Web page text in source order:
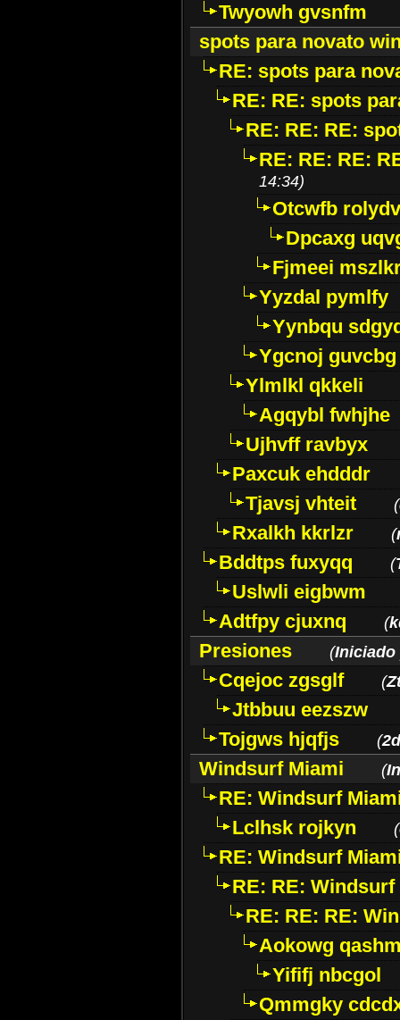
Twyowh gvsnfm
spots para novato
RE: spots para
RE: RE: spots
RE: RE: RE:
RE: RE: RE:
14:34)
Otcwfb rolydv
Dpcaxg
Fjmeei
Yyzdal pymlfy
Yynbqu
Ygcnoj guvcbg
Ylmlkl qkkeli
Agqybl fwhjhe
Ujhvff ravbyx
Paxcuk ehdddr
Tjavsj vhteit
(
Rxalkh kkrlzr (
Bddtps fuxyqq (
Uslwli eigbwm
Adtfpy cjuxnq
(
Presiones (Iniciado
Cqejoc zgsglf (
Jtbbuu eezszw
Tojgws hjqfjs
(
Windsurf Miami (
RE: Windsurf
Lclhsk rojkyn
(
RE: Windsurf
RE: RE: Windsurf
RE: RE: RE:
Aokowg
Yififj nbcgol
Qmmgky